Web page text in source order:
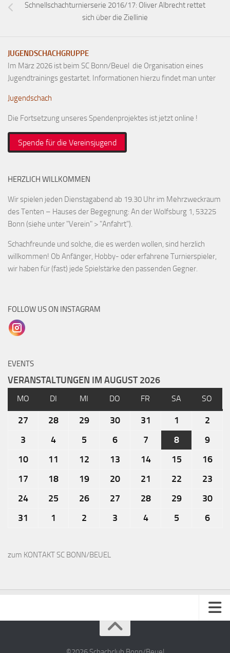
Schnellschachturnierserie 2016/17: Oliver Albrecht rettet
sich über die Ziellinie
JUGENDSCHACHGRUPPE
Im März 2026 ist beim SC Bonn/Beuel die Organisation eines
Jugendtrainings gestartet. Informationen hierzu findet man unter
Jugendschach
Die Fortsetzung unseres Spendenprojektes ist jetzt online !
Spende für die Vereinsjugend
HERZLICH WILLKOMMEN
Wir spielen jeden Dienstagabend ab 19.30 Uhr im Mehrzweckraum
des Tenten – Hauses der Begegnung: An der Wolfsburg 1, 53225
Bonn (siehe unter "Verein" > "Anfahrt").
Schachfreunde und solche, die es werden wollen, sind herzlich
willkommen! Ob Anfänger, Hobby- oder erfahrene Turnierspieler,
wir haben für (fast) jede Spielstärke den passenden Gegner.
FOLLOW US ON INSTAGRAM
EVENTS
VERANSTALTUNGEN IM AUGUST 2026
MO DI MI DO FR SA SO
27 28 29 30 31 1
2
3
4 5 6 7 8
9
10
11 12 13 14 15
16
17
18 19 20 21 22
23
24
25 26 27 28 29
30
31
1 2 3 4 5 6
zum KONTAKT SC BONN/BEUEL